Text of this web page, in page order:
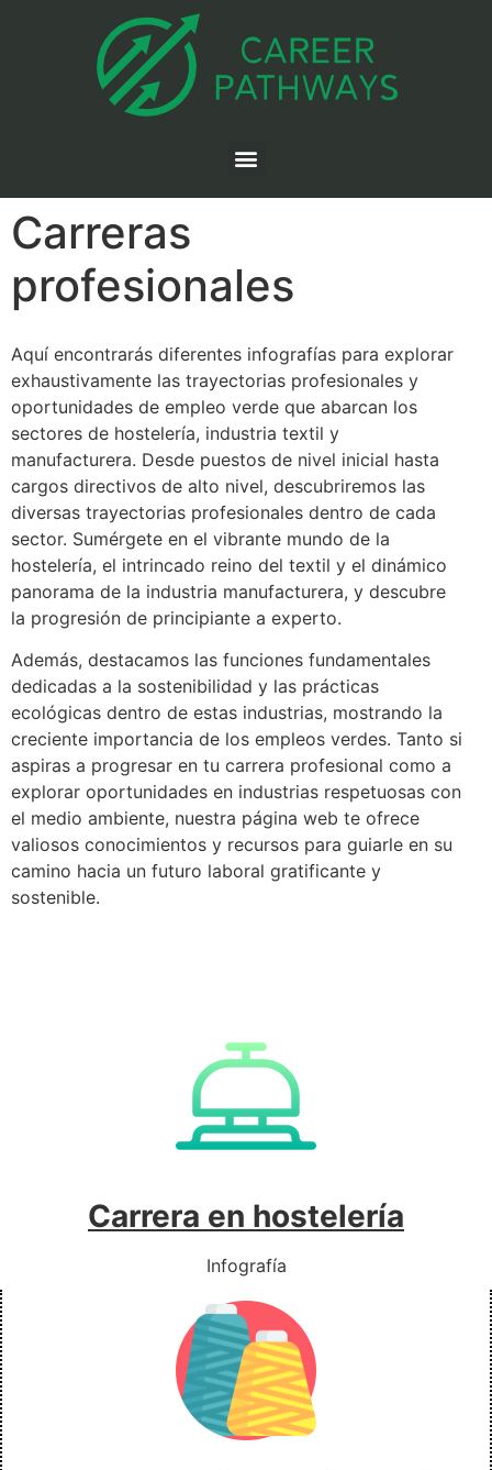
Carreras
profesionales
Aquí encontrarás diferentes infografías para explorar
exhaustivamente las trayectorias profesionales y
oportunidades de empleo verde que abarcan los
sectores de hostelería, industria textil y
manufacturera. Desde puestos de nivel inicial hasta
cargos directivos de alto nivel, descubriremos las
diversas trayectorias profesionales dentro de cada
sector. Sumérgete en el vibrante mundo de la
hostelería, el intrincado reino del textil y el dinámico
panorama de la industria manufacturera, y descubre
la progresión de principiante a experto.
Además, destacamos las funciones fundamentales
dedicadas a la sostenibilidad y las prácticas
ecológicas dentro de estas industrias, mostrando la
creciente importancia de los empleos verdes. Tanto si
aspiras a progresar en tu carrera profesional como a
explorar oportunidades en industrias respetuosas con
el medio ambiente, nuestra página web te ofrece
valiosos conocimientos y recursos para guiarle en su
camino hacia un futuro laboral gratificante y
sostenible.
Carrera en hostelería
Infografía